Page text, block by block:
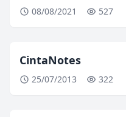
08/08/2021 527
CintaNotes
25/07/2013 322